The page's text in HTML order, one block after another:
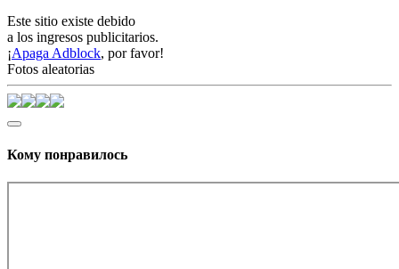
Este sitio existe debido
a los ingresos publicitarios.
¡Apaga Adblock, por favor!
Fotos aleatorias
Кому понравилось